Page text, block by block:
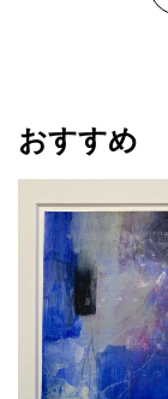
おすすめ